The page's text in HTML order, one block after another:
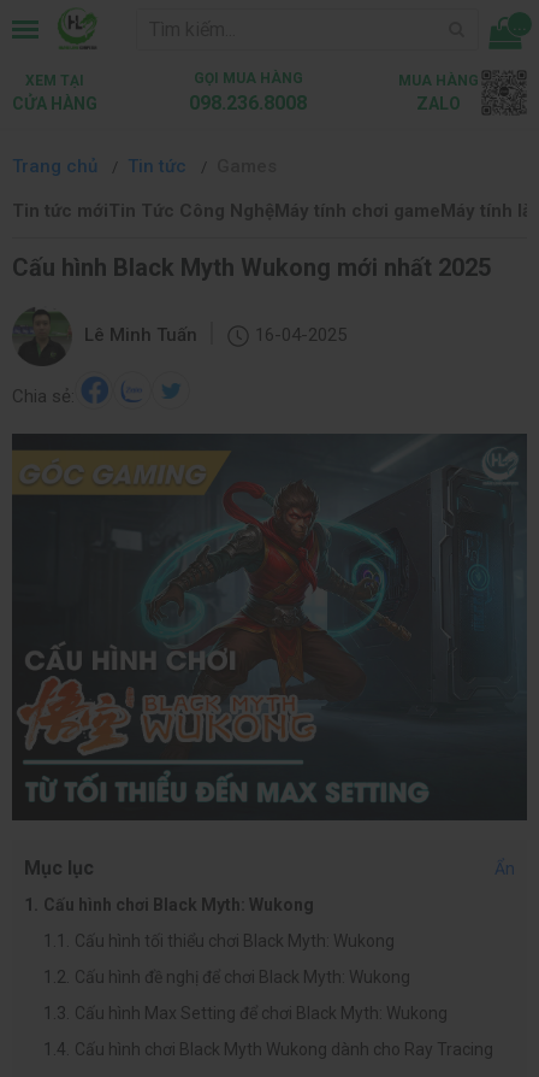
...
XEM TẠI
CỬA HÀNG
GỌI MUA HÀNG
098.236.8008
MUA HÀNG
ZALO
Trang chủ Tin tức
Tin tức mớiTin Tức Công NghệMáy tính chơi gameMáy tính
Cấu hình Black Myth Wukong mới nhất 2025
Lê Minh Tuấn 16-04-2025
Chia sẻ:
Mục lục
Ẩn
Cấu hình chơi Black Myth: Wukong
Cấu hình tối thiểu chơi Black Myth: Wukong
Cấu hình đề nghị để chơi Black Myth: Wukong
Cấu hình Max Setting để chơi Black Myth: Wukong
Cấu hình chơi Black Myth Wukong dành cho Ray Tracing